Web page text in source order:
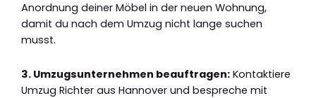
Anordnung deiner Möbel in der neuen Wohnung,
damit du nach dem Umzug nicht lange suchen
musst.
3. Umzugsunternehmen beauftragen: Kontaktiere
Umzug Richter aus Hannover und bespreche mit